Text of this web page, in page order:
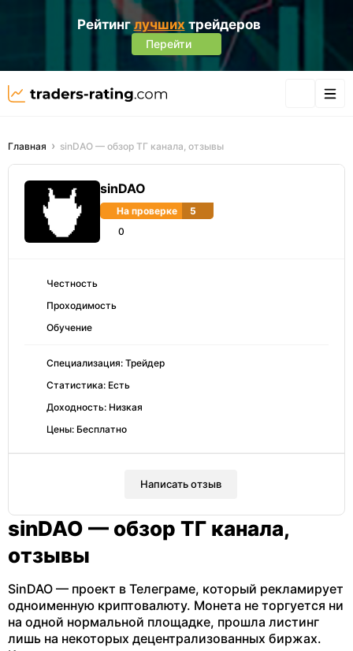
Рейтинглучших трейдеров
Перейти
Главная sinDAO — обзор ТГ канала, отзывы
sinDAO
На проверке
5
0
Честность
Проходимость
Обучение
Специализация: Трейдер
Статистика: Есть
Доходность: Низкая
Цены: Бесплатно
Написать отзыв
sinDAO — обзор ТГ канала,
отзывы
SinDAO — проект в Телеграме, который рекламирует
одноименную криптовалюту. Монета не торгуется ни
на одной нормальной площадке, прошла листинг
лишь на некоторых децентрализованных биржах.